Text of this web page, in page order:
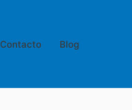
Contacto Blog